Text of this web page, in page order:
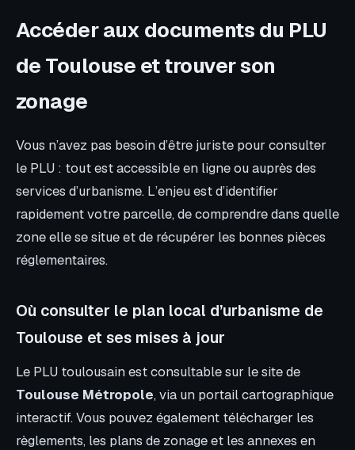
Accéder aux documents du PLU
de Toulouse et trouver son
zonage
Vous n’avez pas besoin d’être juriste pour consulter
le PLU : tout est accessible en ligne ou auprès des
services d’urbanisme. L’enjeu est d’identifier
rapidement votre parcelle, de comprendre dans quelle
zone elle se situe et de récupérer les bonnes pièces
réglementaires.
Où consulter le plan local d’urbanisme de
Toulouse et ses mises à jour
Le PLU toulousain est consultable sur le site de
Toulouse Métropole, via un portail cartographique
interactif. Vous pouvez également télécharger les
règlements, les plans de zonage et les annexes en